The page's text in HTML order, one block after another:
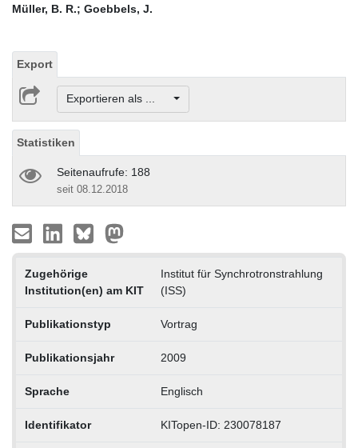
Müller, B. R.; Goebbels, J.
Export
Exportieren als ...
Statistiken
Seitenaufrufe: 188
seit 08.12.2018
Zugehörige
Institution(en) am KIT
Institut für Synchrotronstrahlung
(ISS)
Publikationstyp Vortrag
Publikationsjahr 2009
Sprache Englisch
Identifikator KITopen-ID: 230078187